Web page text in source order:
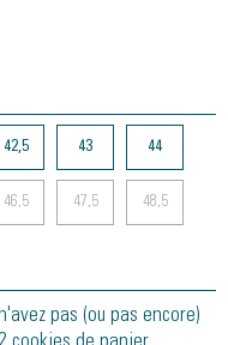
42,5 43 44
46,5 47,5 48,5
pas (ou pas encore)